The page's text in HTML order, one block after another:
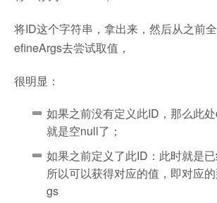
将ID这个字符串，拿出来，然后从之前
efineArgs去尝试取值，
很明显：
如果之前没有定义此ID，那么此
就是空null了；
如果之前定义了此ID：此时就是
所以可以获得对应的值，即对应
gs